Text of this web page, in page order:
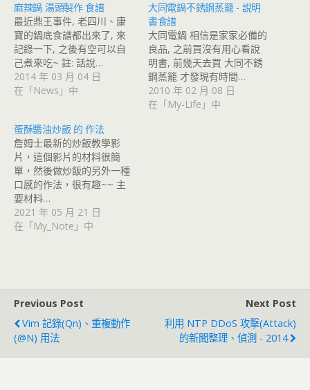
麻辣鍋 湯頭製作 食譜
最近鼎王事件, 老四川、康
寶的鍋底食譜都出來了, 來
記錄一下, 之後有空可以自
己煮來吃~ 註: 話說…
2014 年 03 月 04 日
在「News」中
大同電鍋不銹鋼蒸籠 - 說明
書食譜
大同電鍋 相信是家家必備的
良品, 之前買沒有用心看說
明書, 前幾天去買 大同不銹
鋼蒸籠 才發現有時間…
2010 年 02 月 08 日
在「My-Life」中
蛋酥醬油炒飯 的 作法
詹姆士最新的炒飯教學影
片，這個影片的材料很簡
單，然後做炒飯的另外一種
口感的作法，很有趣~~ 主
要材料…
2021 年 05 月 21 日
在「My_Note」中
Previous Post
Vim 記錄(qn)、重複動作
(@n) 用法
Next Post
利用 NTP DDoS 攻擊(attack)
的新聞整理、偵測 - 2014